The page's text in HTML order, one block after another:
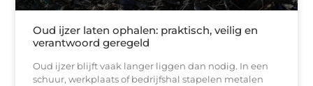
Oud ijzer laten ophalen: praktisch, veilig en
verantwoord geregeld
Oud ijzer blijft vaak langer liggen dan nodig. In een
schuur, werkplaats of bedrijfshal stapelen metalen